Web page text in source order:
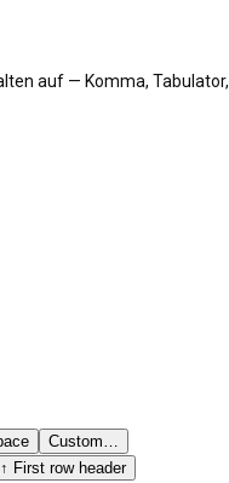
auf — Komma, Tabulator,
Custom…
↑ First row header